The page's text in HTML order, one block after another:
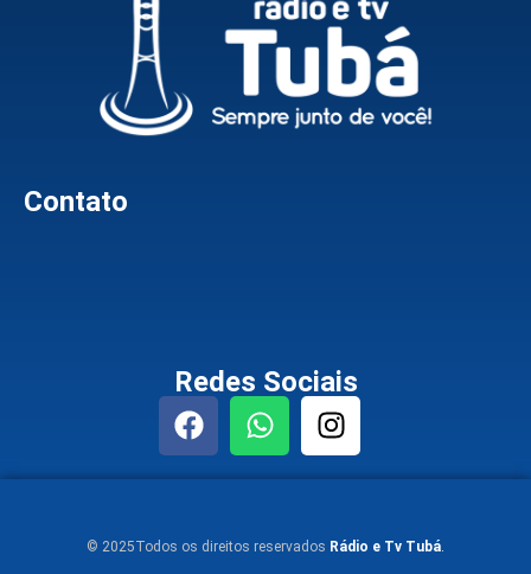
Contato
Redes Sociais
© 2025Todos os direitos reservados Rádio e Tv Tubá.